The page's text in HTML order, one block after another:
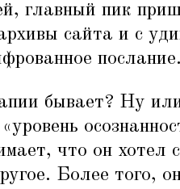
главный пик
сайта и с
бывает? Ну
«уровень
что он хотел
Более того,